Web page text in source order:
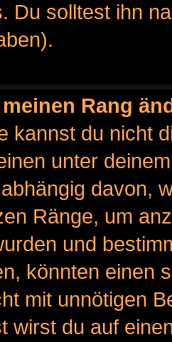
Du solltest ihn
Rang
kannst du nicht
unter
davon,
Ränge, um
und
könnten einen
mit unnötigen
wirst du auf